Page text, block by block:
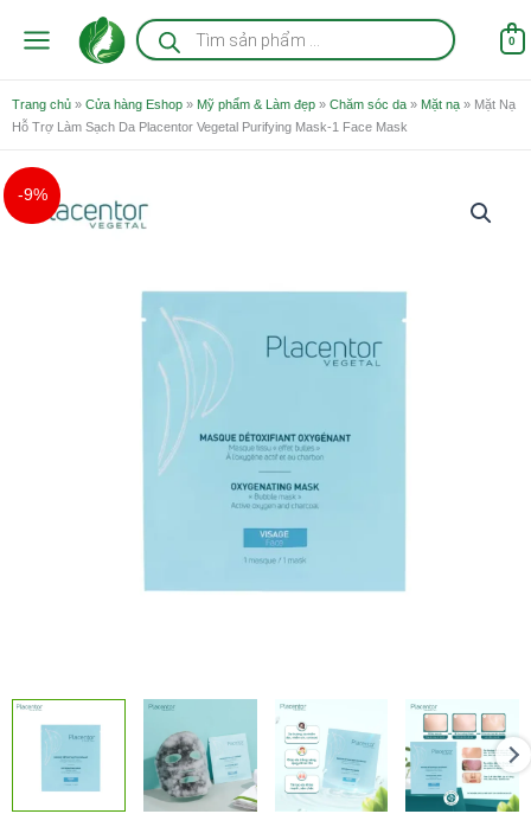
Tìm
kiếm
sản
0
Trang chủ » Cửa hàng Eshop » Mỹ phẩm & Làm đẹp » Chăm sóc da » Mặt nạ » Mặt Nạ
Hỗ Trợ Làm Sạch Da Placentor Vegetal Purifying Mask-1 Face Mask
-9%
gốc
là:
290.000 ₫.
Mặt
Nạ